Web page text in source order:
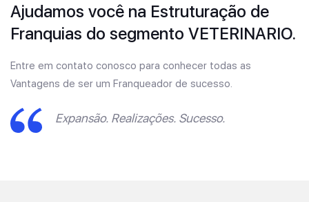
Ajudamos você na Estruturação de
Franquias do segmento VETERINARIO.
Entre em contato conosco para conhecer todas as
Vantagens de ser um Franqueador de sucesso.
Expansão. Realizações. Sucesso.